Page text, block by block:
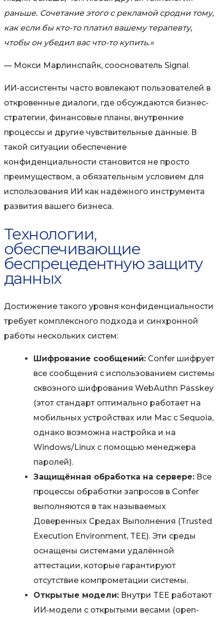
раньше. Сочетание этого с рекламой сродни тому,
как если бы кто-то платил вашему терапевту,
чтобы он убедил вас что-то купить.»
— Мокси Марлинспайк, сооснователь Signal.
ИИ-ассистенты часто вовлекают пользователей в
откровенные диалоги, где обсуждаются бизнес-
стратегии, финансовые планы, внутренние
процессы и другие чувствительные данные. В
такой ситуации обеспечение
конфиденциальности становится не просто
преимуществом, а обязательным условием для
использования ИИ как надёжного инструмента
развития вашего бизнеса.
Технологии,
обеспечивающие
беспрецедентную защиту
данных
Достижение такого уровня конфиденциальности
требует комплексного подхода и синхронной
работы нескольких систем:
Шифрование сообщений: Confer шифрует
все сообщения с использованием системы
сквозного шифрования WebAuthn Passkey
(этот стандарт оптимально работает на
мобильных устройствах или Mac с Sequoia,
однако возможна настройка и на
Windows/Linux с помощью менеджера
паролей).
Защищённая обработка на сервере: Все
процессы обработки запросов в Confer
выполняются в так называемых
Доверенных Средах Выполнения (Trusted
Execution Environment, TEE). Эти среды
оснащены системами удалённой
аттестации, которые гарантируют
отсутствие компрометации системы.
Открытые модели: Внутри TEE работают
ИИ-модели с открытыми весами (open-